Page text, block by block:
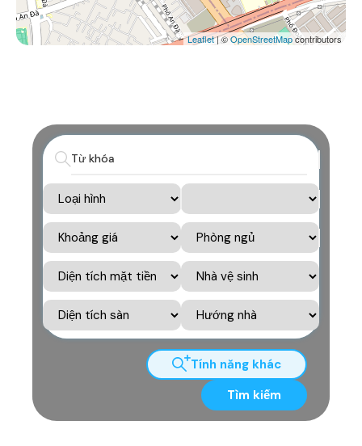
Leaflet| ©OpenStreetMapcontributors
Tính năng khác
Tìm kiếm